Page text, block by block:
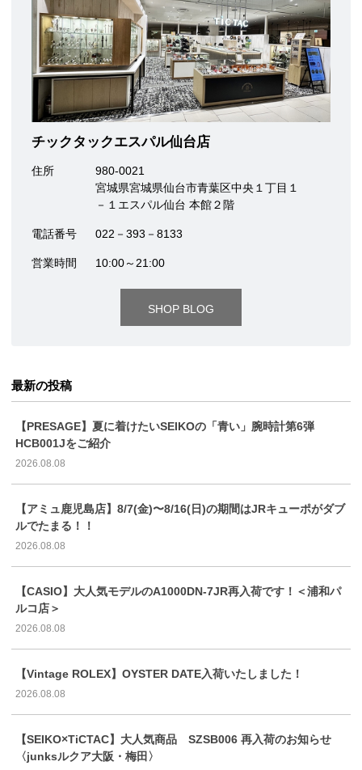
チックタックエスパル仙台店
住所
980-0021
宮城県宮城県仙台市青葉区中央１丁目１
－１エスパル仙台 本館２階
電話番号 022－393－8133
営業時間 10:00～21:00
SHOP BLOG
最新の投稿
【PRESAGE】夏に着けたいSEIKOの「青い」腕時計第6弾
HCB001Jをご紹介
2026.08.08
【アミュ鹿児島店】8/7(金)〜8/16(日)の期間はJRキューポがダブ
ルでたまる！！
2026.08.08
【CASIO】大人気モデルのA1000DN-7JR再入荷です！＜浦和パ
ルコ店＞
2026.08.08
【Vintage ROLEX】OYSTER DATE入荷いたしました！
2026.08.08
【SEIKO×TiCTAC】大人気商品 SZSB006 再入荷のお知らせ
〈junksルクア大阪・梅田〉